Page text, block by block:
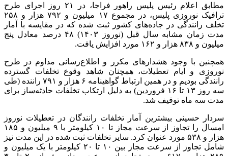
مطابق اعلام رئیس پلیس راهور فراجا، در ۲۱ روز اجرای طرح
ترافیک نوروزی پلیس، در مجموع ۱۷ میلیون و ۷۹۲ هزار و ۲۵۸
تخلف رانندگی در جاده‌های کشور ثبت شده که در مقایسه با آمار
مدت زمان مشابه سال قبل (نوروز ۱۴۰۳) ۴۸ درصد معادل پنج
میلیون و ۸۳۸ هزار و ۱۶۲ مورد افزایش یافت.
همچنین با وجود هشدار‌های مکرر و اطلاع‌رسانی مداوم در طرح
نوروزی و ایام تعطیلات، همچنان شاهد وقوع تخلفات گسترده
رانندگی بودیم و در همین ارتباط گواهینامه ۶ هزار و ۷۹۱ راننده (طی
سه روز ۱۳ تا ۱۶ فروردین) به دلیل ارتکاب تخلفات حادثه‌ساز برای
مدت سه ماه توقیف شد.
سردار حسینی بیشترین آمار تخلفات رانندگان در تعطیلات نوروز
امسال را تجاوز از سرعت مجاز تا ۱۰ کیلومتر با ۹ میلیون و ۱۸۵
هزار و ۵۳۸ مورد عنوان کرد. سایر تخلفات ثبت شده در این مدت نیز
شامل تجاوز از سرعت مجاز بین ۱۰ تا ۲۰ کیلومتر با یک میلیون و